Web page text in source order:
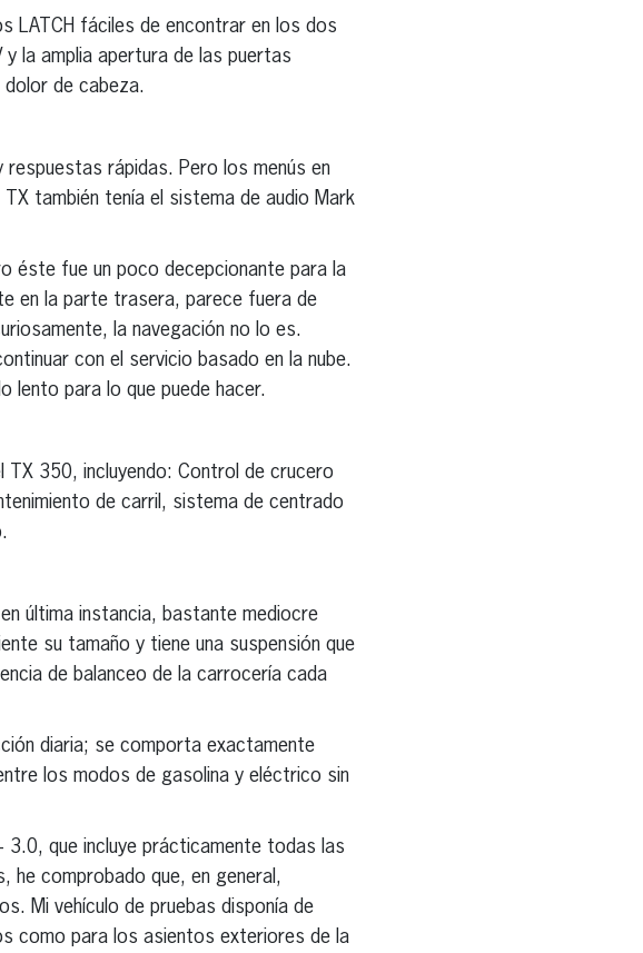
LATCH fáciles de encontrar en los dos
la amplia apertura de las puertas
dolor de cabeza.
rápidas. Pero los menús en
también tenía el sistema de audio Mark
éste fue un poco decepcionante para la
en la parte trasera, parece fuera de
la navegación no lo es.
con el servicio basado en la nube.
lento para lo que puede hacer.
350, incluyendo: Control de crucero
de carril, sistema de centrado
última instancia, bastante mediocre
su tamaño y tiene una suspensión que
de balanceo de la carrocería cada
diaria; se comporta exactamente
los modos de gasolina y eléctrico sin
3.0, que incluye prácticamente todas las
he comprobado que, en general,
Mi vehículo de pruebas disponía de
como para los asientos exteriores de la